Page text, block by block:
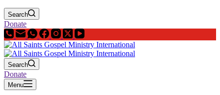
Search
Donate
Search
Donate
Menu